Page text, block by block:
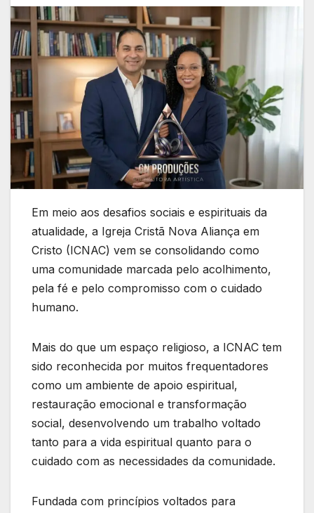
Em meio aos desafios sociais e espirituais da
atualidade, a Igreja Cristã Nova Aliança em
Cristo (ICNAC) vem se consolidando como
uma comunidade marcada pelo acolhimento,
pela fé e pelo compromisso com o cuidado
humano.
Mais do que um espaço religioso, a ICNAC tem
sido reconhecida por muitos frequentadores
como um ambiente de apoio espiritual,
restauração emocional e transformação
social, desenvolvendo um trabalho voltado
tanto para a vida espiritual quanto para o
cuidado com as necessidades da comunidade.
Fundada com princípios voltados para